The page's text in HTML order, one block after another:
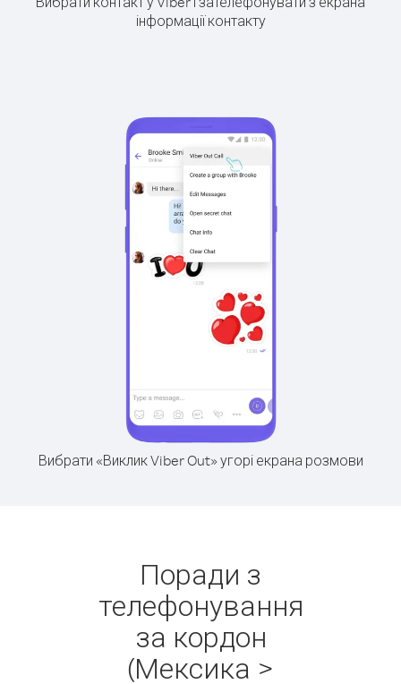
інформації контакту
Вибрати «Виклик Viber Out» угорі екрана розмови
Поради з
телефонування
за кордон
(Мексика >